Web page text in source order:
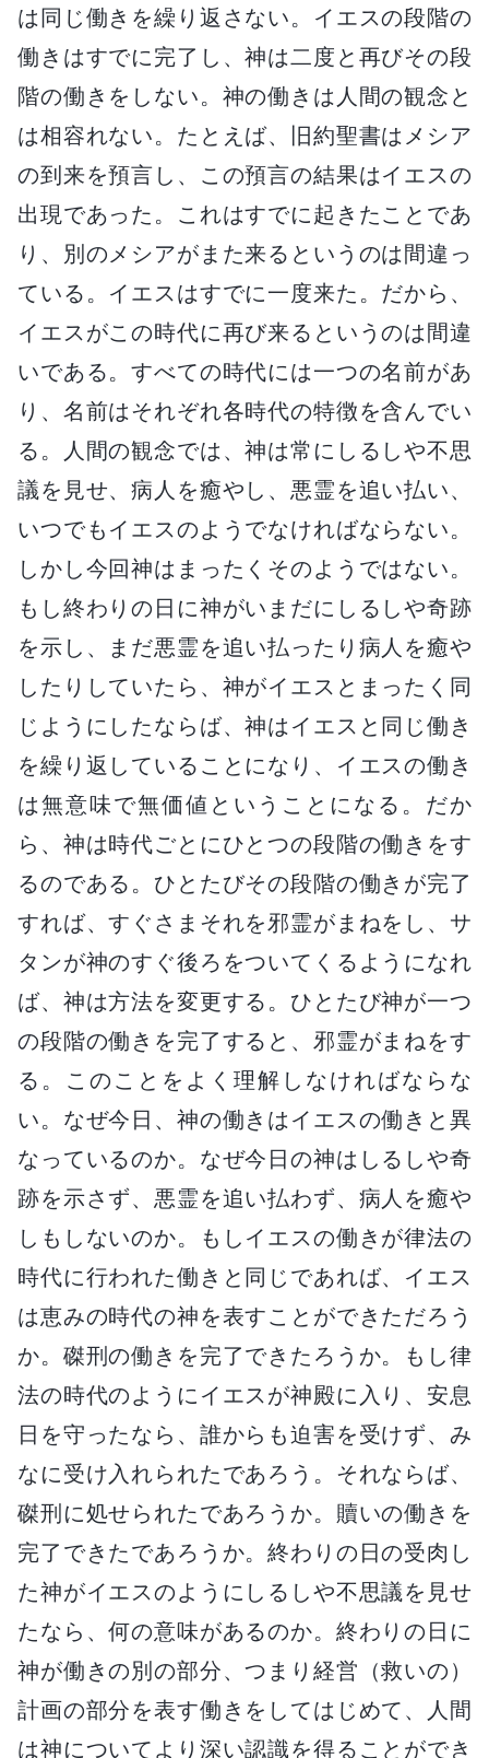
は同じ働きを繰り返さない。イエスの段階の
働きはすでに完了し、神は二度と再びその段
階の働きをしない。神の働きは人間の観念と
は相容れない。たとえば、旧約聖書はメシア
の到来を預言し、この預言の結果はイエスの
出現であった。これはすでに起きたことであ
り、別のメシアがまた来るというのは間違っ
ている。イエスはすでに一度来た。だから、
イエスがこの時代に再び来るというのは間違
いである。すべての時代には一つの名前があ
り、名前はそれぞれ各時代の特徴を含んでい
る。人間の観念では、神は常にしるしや不思
議を見せ、病人を癒やし、悪霊を追い払い、
いつでもイエスのようでなければならない。
しかし今回神はまったくそのようではない。
もし終わりの日に神がいまだにしるしや奇跡
を示し、まだ悪霊を追い払ったり病人を癒や
したりしていたら、神がイエスとまったく同
じようにしたならば、神はイエスと同じ働き
を繰り返していることになり、イエスの働き
は無意味で無価値ということになる。だか
ら、神は時代ごとにひとつの段階の働きをす
るのである。ひとたびその段階の働きが完了
すれば、すぐさまそれを邪霊がまねをし、サ
タンが神のすぐ後ろをついてくるようになれ
ば、神は方法を変更する。ひとたび神が一つ
の段階の働きを完了すると、邪霊がまねをす
る。このことをよく理解しなければならな
い。なぜ今日、神の働きはイエスの働きと異
なっているのか。なぜ今日の神はしるしや奇
跡を示さず、悪霊を追い払わず、病人を癒や
しもしないのか。もしイエスの働きが律法の
時代に行われた働きと同じであれば、イエス
は恵みの時代の神を表すことができただろう
か。磔刑の働きを完了できたろうか。もし律
法の時代のようにイエスが神殿に入り、安息
日を守ったなら、誰からも迫害を受けず、み
なに受け入れられたであろう。それならば、
磔刑に処せられたであろうか。贖いの働きを
完了できたであろうか。終わりの日の受肉し
た神がイエスのようにしるしや不思議を見せ
たなら、何の意味があるのか。終わりの日に
神が働きの別の部分、つまり経営（救いの）
計画の部分を表す働きをしてはじめて、人間
は神についてより深い認識を得ることができ